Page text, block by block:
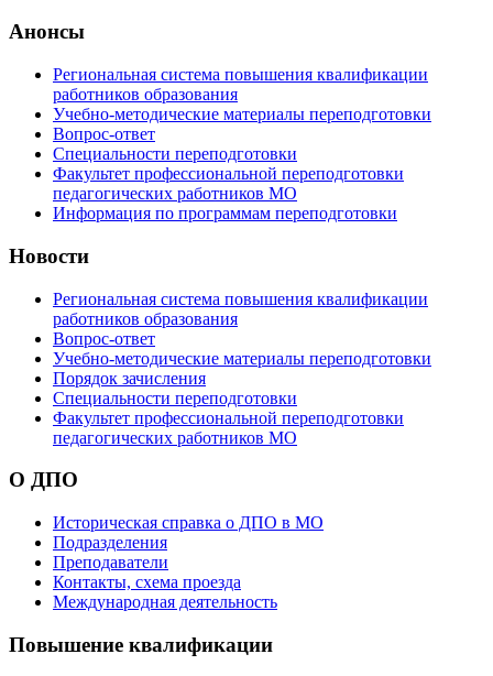
Анонсы
Региональная система повышения квалификации
работников образования
Учебно-методические материалы переподготовки
Вопрос-ответ
Специальности переподготовки
Факультет профессиональной переподготовки
педагогических работников МО
Информация по программам переподготовки
Новости
Региональная система повышения квалификации
работников образования
Вопрос-ответ
Учебно-методические материалы переподготовки
Порядок зачисления
Специальности переподготовки
Факультет профессиональной переподготовки
педагогических работников МО
О ДПО
Историческая справка о ДПО в МО
Подразделения
Преподаватели
Контакты, схема проезда
Международная деятельность
Повышение квалификации